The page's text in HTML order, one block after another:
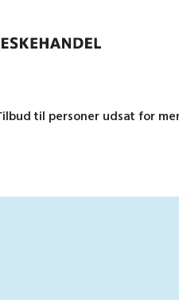
til personer udsat for